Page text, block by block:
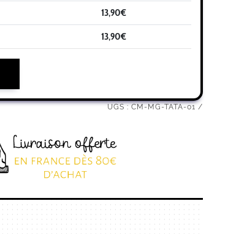
13,90€
13,90€
UGS :CM-MG-TATA-01